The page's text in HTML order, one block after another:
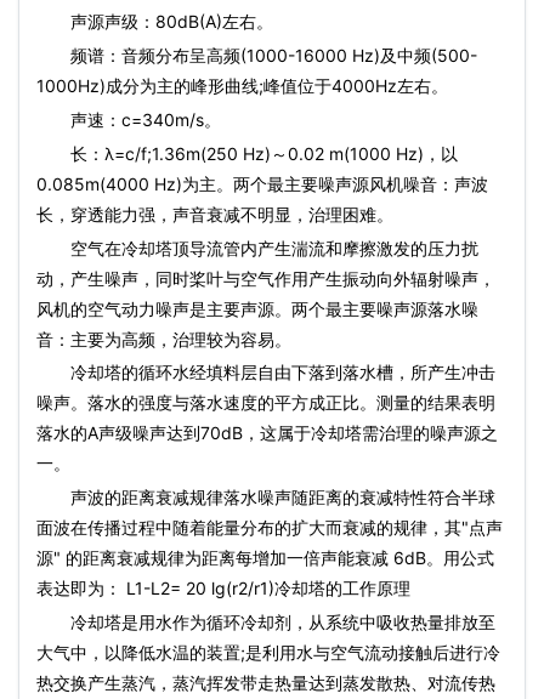
声源声级：80dB(A)左右。
频谱：音频分布呈高频(1000-16000 Hz)及中频(500-
1000Hz)成分为主的峰形曲线;峰值位于4000Hz左右。
声速：c=340m/s。
长：λ=c/f;1.36m(250 Hz)～0.02 m(1000 Hz)，以
0.085m(4000 Hz)为主。两个最主要噪声源风机噪音：声波
长，穿透能力强，声音衰减不明显，治理困难。
空气在冷却塔顶导流管内产生湍流和摩擦激发的压力扰
动，产生噪声，同时桨叶与空气作用产生振动向外辐射噪声，
风机的空气动力噪声是主要声源。两个最主要噪声源落水噪
音：主要为高频，治理较为容易。
冷却塔的循环水经填料层自由下落到落水槽，所产生冲击
噪声。落水的强度与落水速度的平方成正比。测量的结果表明
落水的A声级噪声达到70dB，这属于冷却塔需治理的噪声源之
一。
声波的距离衰减规律落水噪声随距离的衰减特性符合半球
面波在传播过程中随着能量分布的扩大而衰减的规律，其"点声
源" 的距离衰减规律为距离每增加一倍声能衰减 6dB。用公式
表达即为： L1-L2= 20 lg(r2/r1)冷却塔的工作原理
冷却塔是用水作为循环冷却剂，从系统中吸收热量排放至
大气中，以降低水温的装置;是利用水与空气流动接触后进行冷
热交换产生蒸汽，蒸汽挥发带走热量达到蒸发散热、对流传热